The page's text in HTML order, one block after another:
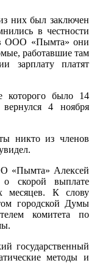
них был заключен
в честности
в ООО «Пымта» они
работавшие там
зарплату платят
которого было 14
4 ноября
никто из членов
«Пымта» Алексей
скорой выплате
месяцев. К слову
городской Думы
комитета по
государственный
методы и